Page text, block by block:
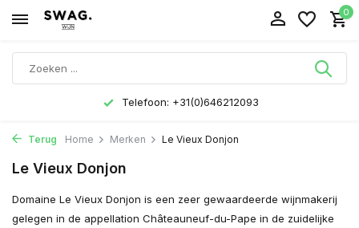
0
Telefoon: +31(0)646212093
Terug Home Merken Le Vieux Donjon
Le Vieux Donjon
Domaine Le Vieux Donjon is een zeer gewaardeerde wijnmakerij
gelegen in de appellation Châteauneuf-du-Pape in de zuidelijke